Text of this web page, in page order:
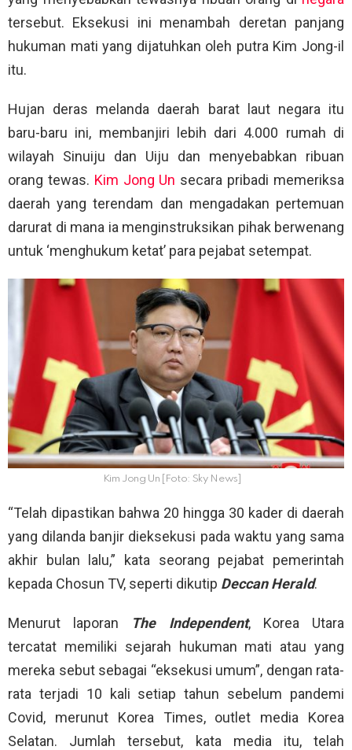
tersebut. Eksekusi ini menambah deretan panjang
hukuman mati yang dijatuhkan oleh putra Kim Jong-il
itu.
Hujan deras melanda daerah barat laut negara itu
baru-baru ini, membanjiri lebih dari 4.000 rumah di
wilayah Sinuiju dan Uiju dan menyebabkan ribuan
orang tewas. Kim Jong Un secara pribadi memeriksa
daerah yang terendam dan mengadakan pertemuan
darurat di mana ia menginstruksikan pihak berwenang
untuk ‘menghukum ketat’ para pejabat setempat.
Kim Jong Un [Foto: Sky News]
“Telah dipastikan bahwa 20 hingga 30 kader di daerah
yang dilanda banjir dieksekusi pada waktu yang sama
akhir bulan lalu,” kata seorang pejabat pemerintah
kepada Chosun TV, seperti dikutip Deccan Herald.
Menurut laporan The Independent, Korea Utara
tercatat memiliki sejarah hukuman mati atau yang
mereka sebut sebagai “eksekusi umum”, dengan rata-
rata terjadi 10 kali setiap tahun sebelum pandemi
Covid, merunut Korea Times, outlet media Korea
Selatan. Jumlah tersebut, kata media itu, telah